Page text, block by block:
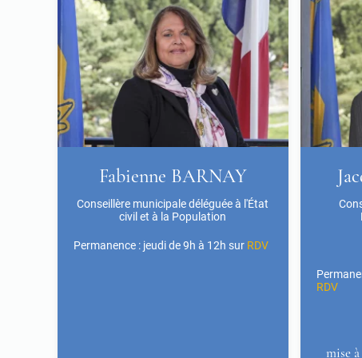
Fabienne BARNAY
Conseillère municipale déléguée à l'État
civil et à la Population
Permanence : jeudi de 9h à 12h sur RDV
RDV
mise